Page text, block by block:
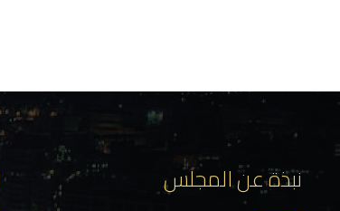
نبذة عن المجلس